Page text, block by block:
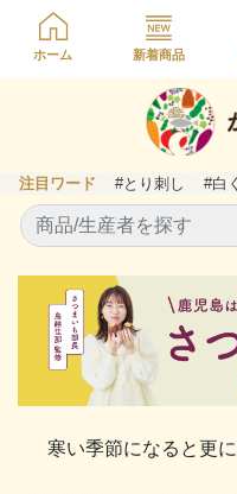
ホーム 新着商品
注目ワード #とり刺し #白
寒い季節になると更